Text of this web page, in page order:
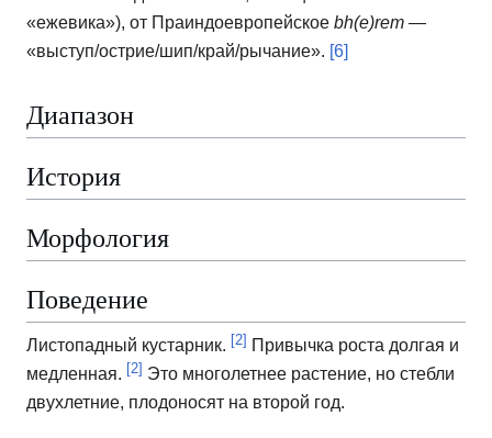
«ежевика»), от Праиндоевропейское bh(e)rem —
«выступ/острие/шип/край/рычание». [6]
Диапазон
История
Морфология
Поведение
Листопадный кустарник. [2] Привычка роста долгая и
медленная. [2] Это многолетнее растение, но стебли
двухлетние, плодоносят на второй год.